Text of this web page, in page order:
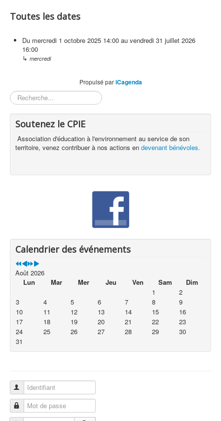
Toutes les dates
Du mercredi 1 octobre 2025 14:00 au vendredi 31 juillet 2026
16:00
↳ mercredi
Propulsé pariCagenda
Rechercher
Soutenez le CPIE
Association d'éducation à l'environnement au service de son
territoire, venez contribuer à nos actions en devenant bénévoles.
Calendrier des événements
Août 2026
Lun
Mar Mer Jeu Ven Sam
Dim
1
2
3
4 5 6 7 8
9
10
11 12 13 14 15
16
17
18 19 20 21 22
23
24
25 26 27 28 29
30
31
Identifiant
Mot de passe